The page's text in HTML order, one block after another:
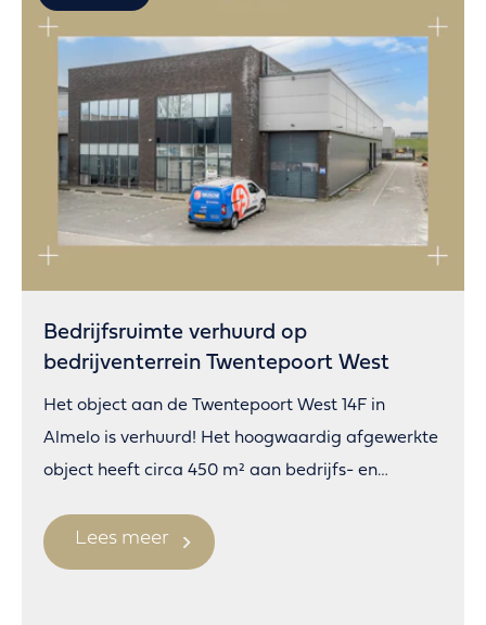
Bedrijfsruimte verhuurd op
bedrijventerrein Twentepoort West
Het object aan de Twentepoort West 14F in
Almelo is verhuurd! Het hoogwaardig afgewerkte
object heeft circa 450 m² aan bedrijfs- en
Lees meer